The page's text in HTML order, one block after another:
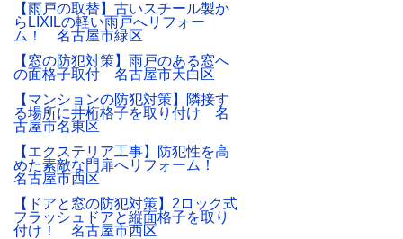
【雨戸の取替】古いスチール製か
らLIXILの軽い雨戸へリフォー
ム！ 名古屋市緑区
【窓の防犯対策】雨戸のある窓へ
の面格子取付 名古屋市天白区
【マンションの防犯対策】隣接す
る場所に井桁格子を取り付け 名
古屋市名東区
【エクステリア工事】防犯性を高
めた素敵な門扉へリフォーム！
名古屋市西区
【ドアと窓の防犯対策】2ロック式
フラッシュドアと縦面格子を取り
付け！ 名古屋市西区